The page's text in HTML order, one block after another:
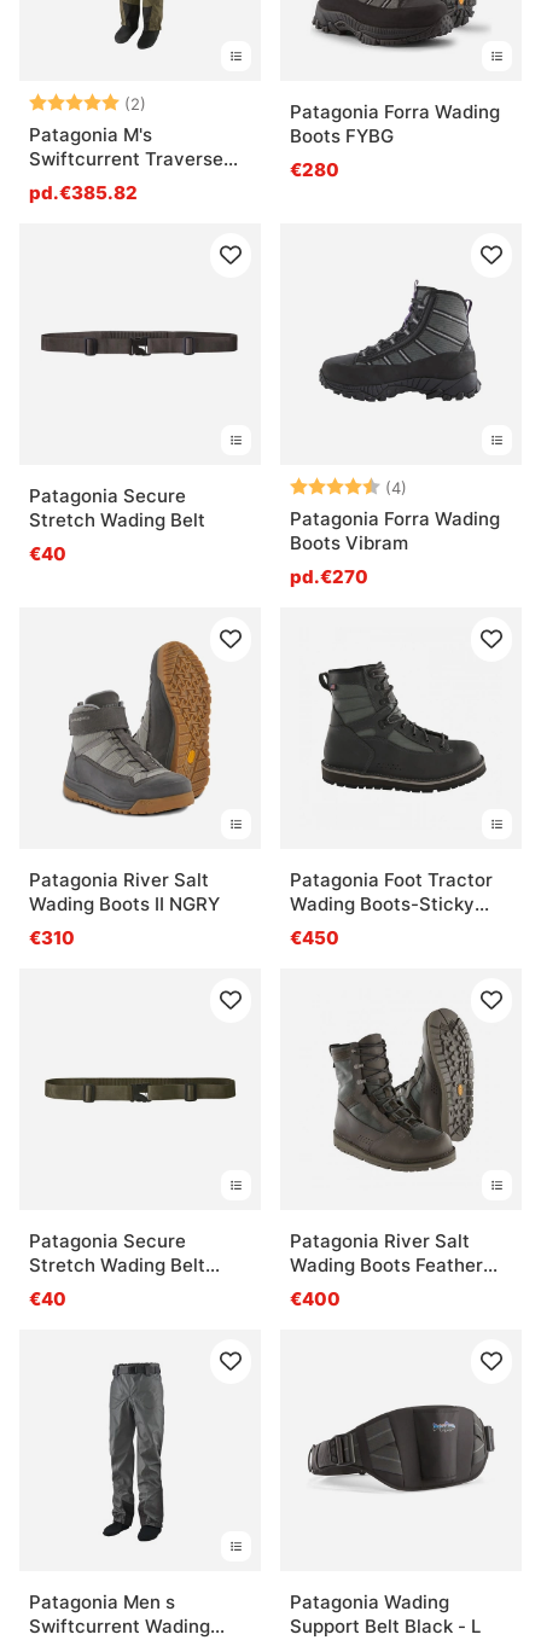
Note: (2)
Patagonia M's
Swiftcurrent Traverse
Wading Pants BSNG
pd.€385.82
Patagonia Forra Wading
Boots FYBG
€280
Patagonia Secure
Stretch Wading Belt
€40
Note: (4)
Patagonia Forra Wading
Boots Vibram
pd.€270
Patagonia River Salt
Wading Boots II NGRY
€310
Patagonia Foot Tractor
Wading Boots-Sticky
Rubber Forge Grey
€450
Patagonia Secure
Stretch Wading Belt
Basin Green
€40
Patagonia River Salt
Wading Boots Feather
Grey
€400
Patagonia Men s
Swiftcurrent Wading
Patagonia Wading
Support Belt Black - L